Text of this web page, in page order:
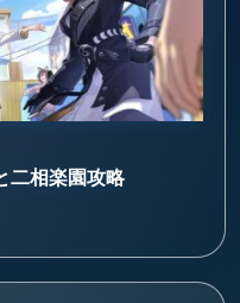
二相楽園攻略